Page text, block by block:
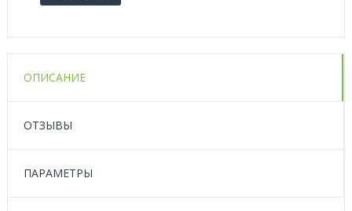
ОПИСАНИЕ
ОТЗЫВЫ
ПАРАМЕТРЫ